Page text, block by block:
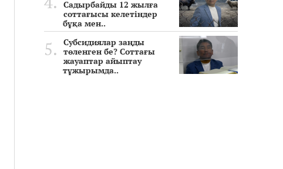
Садырбайды 12 жылға
соттағысы келетіндер
бұқа мен..
Субсидиялар заңды
төленген бе? Соттағы
жауаптар айыптау
тұжырымда..